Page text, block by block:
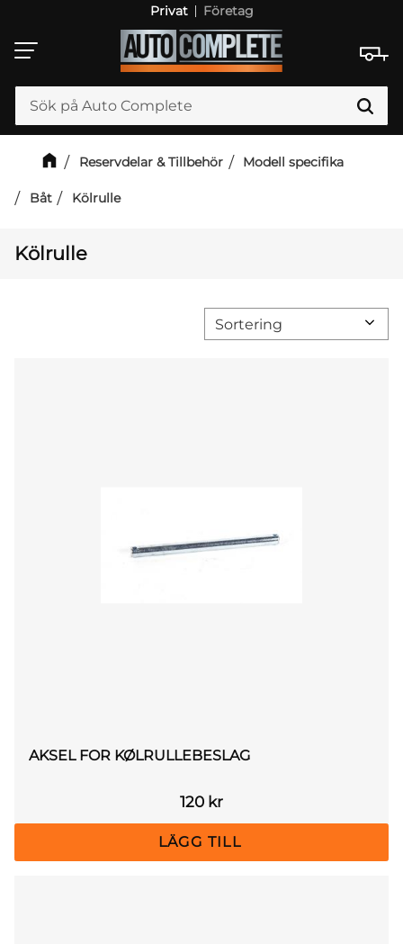
Meny
Privat Företag
Reservdelar & Tillbehör Modell specifika
Båt Kölrulle
Kölrulle
Välj sortering
AKSEL FOR KØLRULLEBESLAG
120 kr